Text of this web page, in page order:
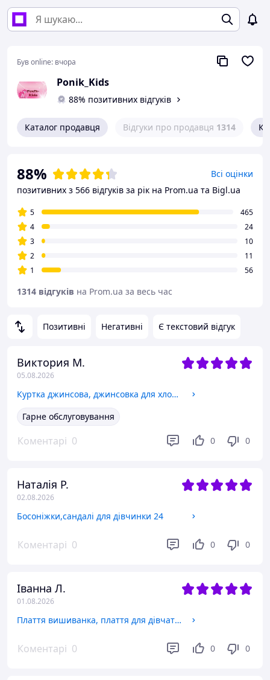
Був online: вчора
Ponik_Kids
88% позитивних відгуків
Каталог продавця Відгуки про продавця 1314
Позитивні Негативні Є текстовий відгук
Виктория М.
05.08.2026
Куртка джинсова, джинсовка для хлопчика 122
Гарне обслуговування
Коментарі 0 0 0
Наталія Р.
02.08.2026
Босоніжки,сандалі для дівчинки 24
Коментарі 0 0 0
Іванна Л.
01.08.2026
Плаття вишиванка, плаття для дівчаток 122
Коментарі 0 0 0
88%
Всі оцінки
позитивних з 566 відгуків за рік на Prom.ua та Bigl.ua
5
465
4
24
3
10
2
11
1
56
1314 відгуків на Prom.ua за весь час